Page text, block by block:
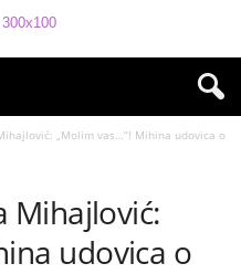
„Molim vas…“! Mihina udovica o
Mihajlović:
udovica o